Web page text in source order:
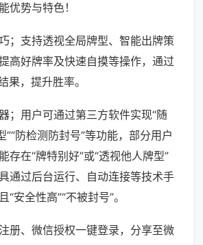
优势与特色！
；支持透视全局牌型、智能出牌策
高好牌率及快速自摸等操作，通过
果，提升胜率。
；用户可通过第三方软件实现“随
”“防检测防封号”等功能，部分用户
存在“牌特别好”或“透视他人牌型”
通过后台运行、自动连接等技术手
安全性高”“不被封号”。
册、微信授权一键登录，分享至微